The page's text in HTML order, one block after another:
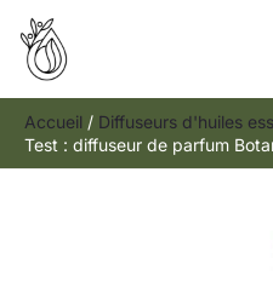
Aller
contenu
Accueil
Diffuseurs d'huiles
Test : diffuseur de parfum
Rechercher